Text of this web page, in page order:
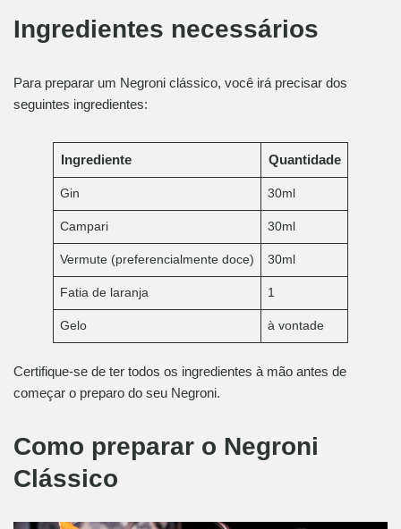
Ingredientes necessários
Para preparar um Negroni clássico, você irá precisar dos
seguintes ingredientes:
Ingrediente Quantidade
Gin 30ml
Campari 30ml
Vermute (preferencialmente doce) 30ml
Fatia de laranja 1
Gelo à vontade
Certifique-se de ter todos os ingredientes à mão antes de
começar o preparo do seu Negroni.
Como preparar o Negroni
Clássico